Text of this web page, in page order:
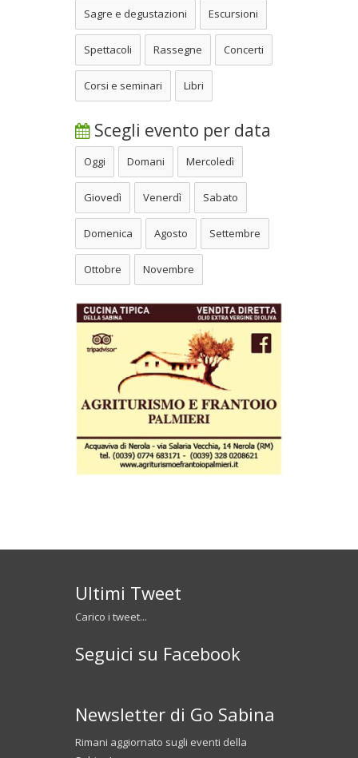
Sagre e degustazioni Escursioni
Spettacoli Rassegne Concerti
Corsi e seminari Libri
Scegli evento per data
Oggi Domani Mercoledì
Giovedì Venerdì Sabato
Domenica Agosto Settembre
Ottobre Novembre
Ultimi Tweet
Carico i tweet...
Seguici su Facebook
Newsletter di Go Sabina
Rimani aggiornato sugli eventi della